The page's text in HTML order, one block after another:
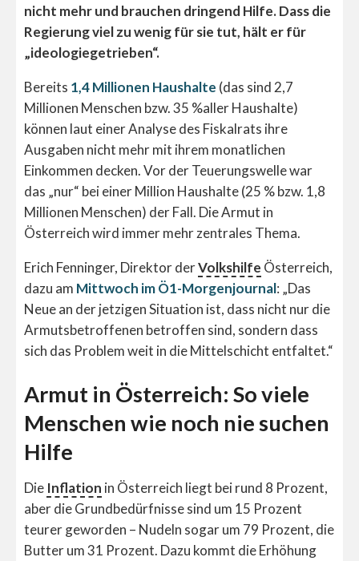
nicht mehr und brauchen dringend Hilfe. Dass die
Regierung viel zu wenig für sie tut, hält er für
„ideologiegetrieben“.
Bereits 1,4 Millionen Haushalte (das sind 2,7
Millionen Menschen bzw. 35 %aller Haushalte)
können laut einer Analyse des Fiskalrats ihre
Ausgaben nicht mehr mit ihrem monatlichen
Einkommen decken. Vor der Teuerungswelle war
das „nur“ bei einer Million Haushalte (25 % bzw. 1,8
Millionen Menschen) der Fall. Die Armut in
Österreich wird immer mehr zentrales Thema.
Erich Fenninger, Direktor derVolkshilfe Österreich,
dazu am Mittwoch im Ö1-Morgenjournal: „Das
Neue an der jetzigen Situation ist, dass nicht nur die
Armutsbetroffenen betroffen sind, sondern dass
sich das Problem weit in die Mittelschicht entfaltet.“
Armut in Österreich: So viele
Menschen wie noch nie suchen
Hilfe
Die Inflation in Österreich liegt bei rund 8 Prozent,
aber die Grundbedürfnisse sind um 15 Prozent
teurer geworden – Nudeln sogar um 79 Prozent, die
Butter um 31 Prozent. Dazu kommt die Erhöhung